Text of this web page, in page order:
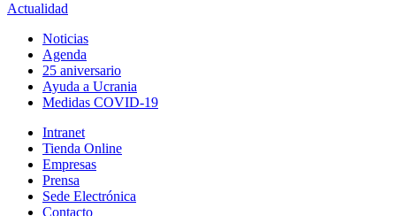
Actualidad
Noticias
Agenda
25 aniversario
Ayuda a Ucrania
Medidas COVID-19
Intranet
Tienda Online
Empresas
Prensa
Sede Electrónica
Contacto